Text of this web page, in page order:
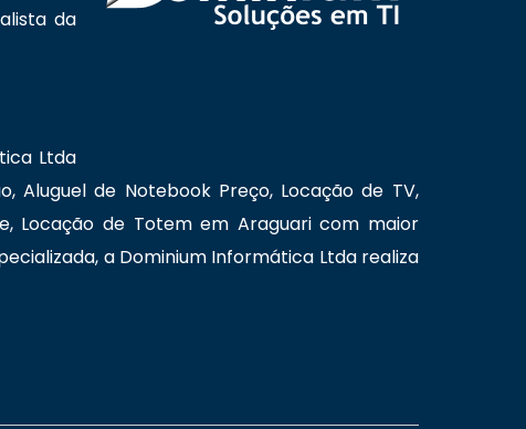
da
Ltda
Aluguel de Notebook Preço, Locação de TV,
Locação de Totem em Araguari com maior
a Dominium Informática Ltda realiza